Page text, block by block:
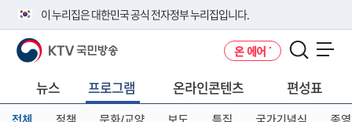
이 누리집은 대한민국 공식 전자정부 누리집입니다.
공식 누리집 주소 확인하기
니다.
이밖에 or.kr 또는 .kr등 다른 도메인 주소를 사용하고 있다면 아래 URL에
KTV 국민방송 온 에어
뉴스 프로그램 온라인콘텐츠 편성표